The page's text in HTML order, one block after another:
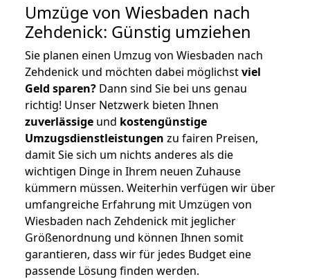
Umzüge von Wiesbaden nach
Zehdenick: Günstig umziehen
Sie planen einen Umzug von Wiesbaden nach
Zehdenick und möchten dabei möglichstviel
Geld sparen? Dann sind Sie bei uns genau
richtig! Unser Netzwerk bieten Ihnen
zuverlässige und kostengünstige
Umzugsdienstleistungen zu fairen Preisen,
damit Sie sich um nichts anderes als die
wichtigen Dinge in Ihrem neuen Zuhause
kümmern müssen. Weiterhin verfügen wir über
umfangreiche Erfahrung mit Umzügen von
Wiesbaden nach Zehdenick mit jeglicher
Größenordnung und können Ihnen somit
garantieren, dass wir für jedes Budget eine
passende Lösung finden werden.